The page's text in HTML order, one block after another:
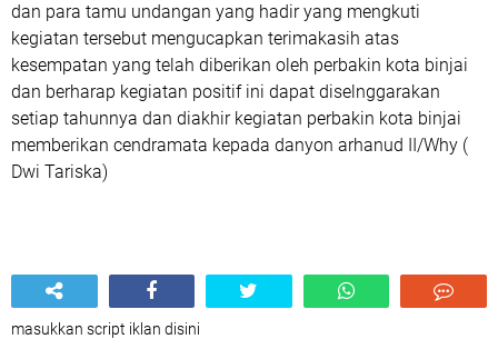
dan para tamu undangan yang hadir yang mengkuti
kegiatan tersebut mengucapkan terimakasih atas
kesempatan yang telah diberikan oleh perbakin kota binjai
dan berharap kegiatan positif ini dapat diselnggarakan
setiap tahunnya dan diakhir kegiatan perbakin kota binjai
memberikan cendramata kepada danyon arhanud II/Why (
Dwi Tariska)
masukkan script iklan disini